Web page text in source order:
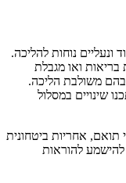
ונעליים נוחות להליכה.
בריאות ואו מגבלת
משולבת הליכה.
שינויים במסלול
תואם, אחריות ביטחונית
להישמע להוראות